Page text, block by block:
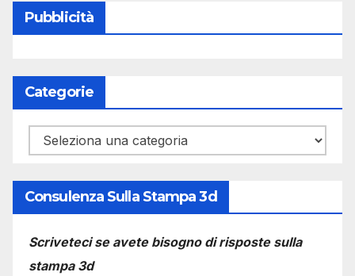
Pubblicità
Categorie
Categorie
Consulenza Sulla Stampa 3d
Scriveteci se avete bisogno di risposte sulla
stampa 3d